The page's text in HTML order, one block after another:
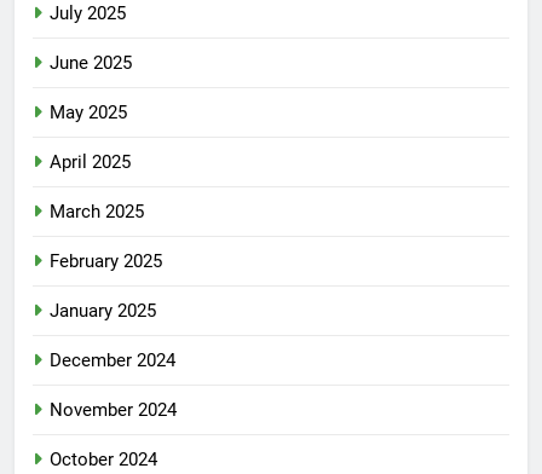
July 2025
June 2025
May 2025
April 2025
March 2025
February 2025
January 2025
December 2024
November 2024
October 2024